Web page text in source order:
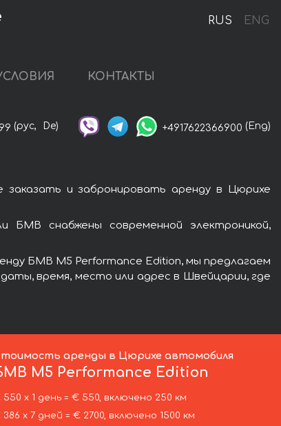
RUS ENG
КОНТАКТЫ
(рус, De) +4917622366900 (Eng)
и забронировать аренду в Цюрихе
снабжены современной электроникой,
БМВ M5 Performance Edition, мы предлагаем
время, место или адрес в Швейцарии, где
аренды в Цюрихе автомобиля
M5 Performance Edition
550 х 1 день = € 550, включено 250 км
386 х 7 дней = € 2700, включено 1500 км